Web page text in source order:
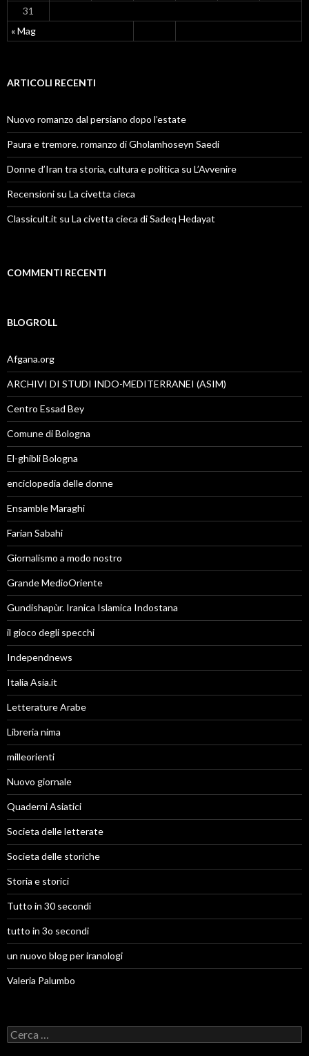
« Mag
31
ARTICOLI RECENTI
Nuovo romanzo dal persiano dopo l’estate
Paura e tremore. romanzo di Gholamhoseyn Saedi
Donne d’Iran tra storia, cultura e politica su L’Avvenire
Recensioni su La civetta cieca
Classicult.it su La civetta cieca di Sadeq Hedayat
COMMENTI RECENTI
BLOGROLL
Afgana.org
ARCHIVI DI STUDI INDO-MEDITERRANEI (ASIM)
Centro Essad Bey
Comune di Bologna
El-ghibli Bologna
enciclopedia delle donne
Ensamble Maraghi
Farian Sabahi
Giornalismo a modo nostro
Grande MedioOriente
Gundishapùr. Iranica Islamica Indostana
il gioco degli specchi
Independnews
Italia Asia.it
Letterature Arabe
Libreria nima
milleorienti
Nuovo giornale
Quaderni Asiatici
Societa delle letterate
Societa delle storiche
Storia e storici
Tutto in 30 secondi
tutto in 3o secondi
un nuovo blog per iranologi
Valeria Palumbo
R
i